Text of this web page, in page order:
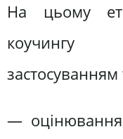
На цьому
коучингу
застосуванням
— оцінювання